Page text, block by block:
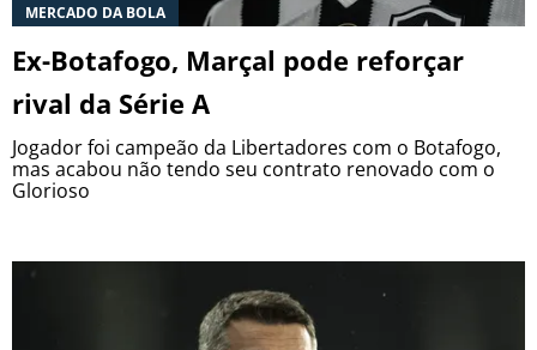
MERCADO DA BOLA
Ex-Botafogo, Marçal pode reforçar
rival da Série A
Jogador foi campeão da Libertadores com o Botafogo,
mas acabou não tendo seu contrato renovado com o
Glorioso